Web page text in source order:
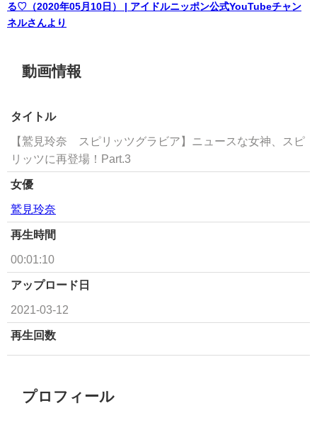
る♡（2020年05月10日） | アイドルニッポン公式YouTubeチャン
ネルさんより
動画情報
タイトル
【鷲見玲奈 スピリッツグラビア】ニュースな女神、スピ
リッツに再登場！Part.3
女優
鷲見玲奈
再生時間
00:01:10
アップロード日
2021-03-12
再生回数
プロフィール